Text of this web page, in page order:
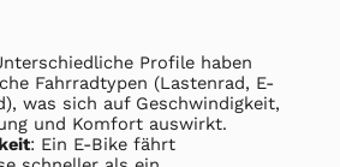
Profile haben
Fahrradtypen (Lastenrad, E-
was sich auf Geschwindigkeit,
und Komfort auswirkt.
: Ein E-Bike fährt